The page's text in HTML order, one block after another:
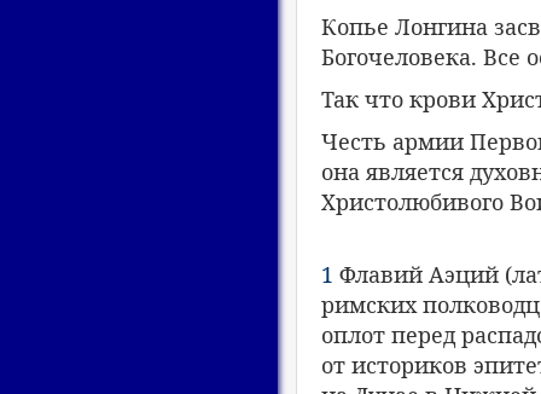
Копье Лонгина
Богочеловека. Все
Так что крови
Честь армии
она является
Христолюбивого
1 Флавий Аэций
римских
оплот перед
от историков